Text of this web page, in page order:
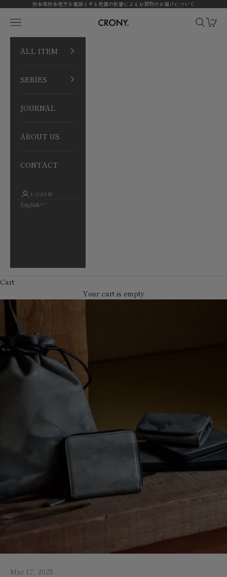
Skip to content熊本県熊本地方を震源とする地震の影響によるお荷物のお届けについて
CRONY. ONLINE
Open navigation menu OpenOpen
ALL ITEM
SERIES
JOURNAL
ABOUT US
CONTACT
LOGIN
English
Cart
Your cart is empty
Mar 17, 2025